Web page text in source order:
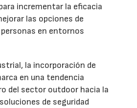
incrementar la eficacia
las opciones de
en entornos
la incorporación de
en una tendencia
del sector outdoor hacia la
de seguridad